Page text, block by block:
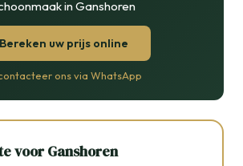
in Ganshoren
Bereken uw prijs online
ons via WhatsApp
voor Ganshoren